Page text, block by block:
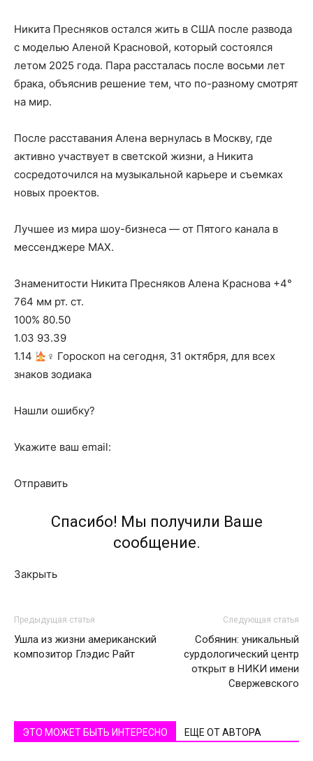
Никита Пресняков остался жить в США после развода
с моделью Аленой Красновой, который состоялся
летом 2025 года. Пара рассталась после восьми лет
брака, объяснив решение тем, что по-разному смотрят
на мир.
После расставания Алена вернулась в Москву, где
активно участвует в светской жизни, а Никита
сосредоточился на музыкальной карьере и съемках
новых проектов.
Лучшее из мира шоу-бизнеса — от Пятого канала в
мессенджере MAX.
Знаменитости Никита Пресняков Алена Краснова +4°
764 мм рт. ст.
100% 80.50
1.03 93.39
1.14
‍♀ Гороскоп на сегодня, 31 октября, для всех
знаков зодиака
Нашли ошибку?
Укажите ваш email:
Отправить
Спасибо! Мы получили Ваше
сообщение.
Закрыть
Предыдущая статья
Ушла из жизни американский
композитор Глэдис Райт
Следующая статья
Собянин: уникальный
сурдологический центр
открыт в НИКИ имени
Свержевского
ЭТО МОЖЕТ БЫТЬ ИНТЕРЕСНО ЕЩЕ ОТ АВТОРА